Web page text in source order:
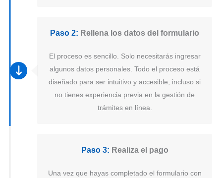
Paso 2: Rellena los datos del formulario
El proceso es sencillo. Solo necesitarás ingresar
algunos datos personales. Todo el proceso está
diseñado para ser intuitivo y accesible, incluso si
no tienes experiencia previa en la gestión de
trámites en línea.
Paso 3: Realiza el pago
Una vez que hayas completado el formulario con